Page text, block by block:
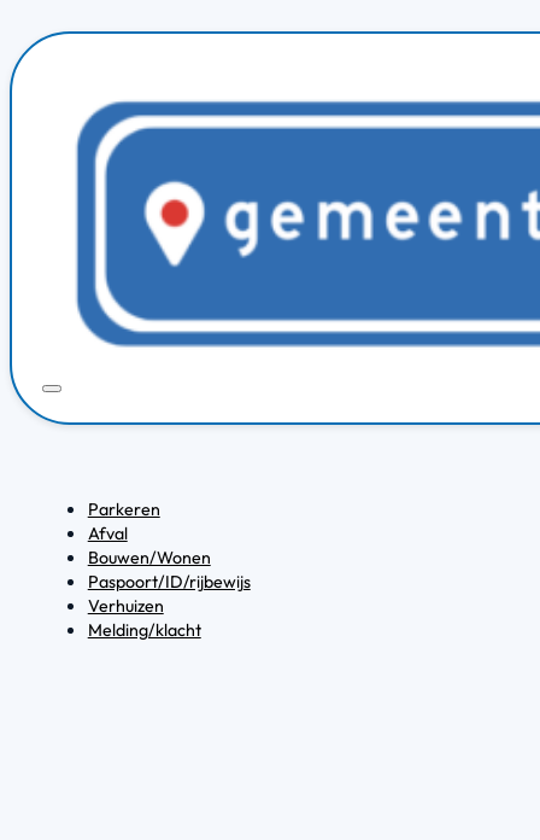
Parkeren
Afval
Bouwen/Wonen
Paspoort/ID/rijbewijs
Verhuizen
Melding/klacht